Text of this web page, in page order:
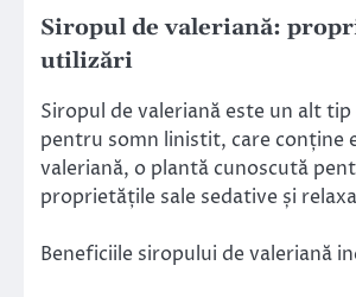
Siropul de valeriană:
utilizări
Siropul de valeriană este un alt tip
pentru somn linistit, care conține
valeriană, o plantă cunoscută
proprietățile sale sedative și
Beneficiile siropului de valeriană